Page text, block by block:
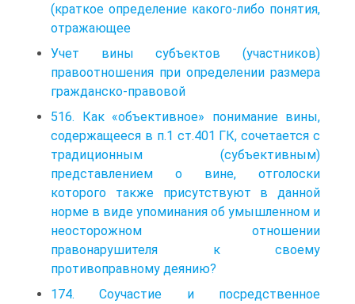
(краткое определение какого-либо понятия,
отражающее
Учет вины субъектов (участников)
правоотношения при определении размера
гражданско-правовой
516. Как «объективное» понимание вины,
содержащееся в п.1 ст.401 ГК, сочетается с
традиционным (субъективным)
представлением о вине, отголоски
которого также присутствуют в данной
норме в виде упоминания об умышленном и
неосторожном отношении
правонарушителя к своему
противоправному деянию?
174. Соучастие и посредственное